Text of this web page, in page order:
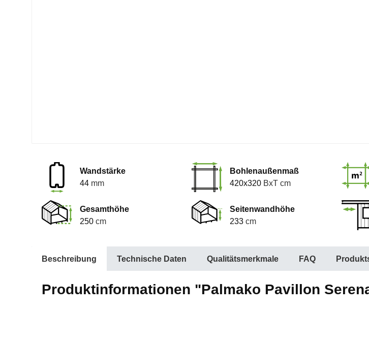
Wandstärke
44 mm
Bohlenaußenmaß
420x320 BxT cm
Gesamthöhe
250 cm
Seitenwandhöhe
233 cm
Beschreibung Technische Daten Qualitätsmerkmale FAQ
Produktinformationen "Palmako Pavillon